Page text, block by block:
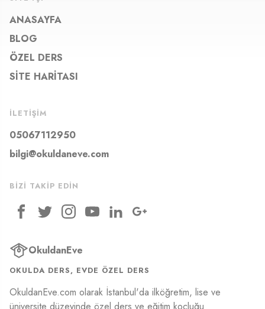
ANASAYFA
BLOG
ÖZEL DERS
SITE HARITASI
İLETIŞIM
05067112950
bilgi@okuldaneve.com
BIZI TAKIP EDIN
OkuldanEve
OKULDA DERS, EVDE ÖZEL DERS
OkuldanEve.com olarak İstanbul'da ilköğretim, lise ve